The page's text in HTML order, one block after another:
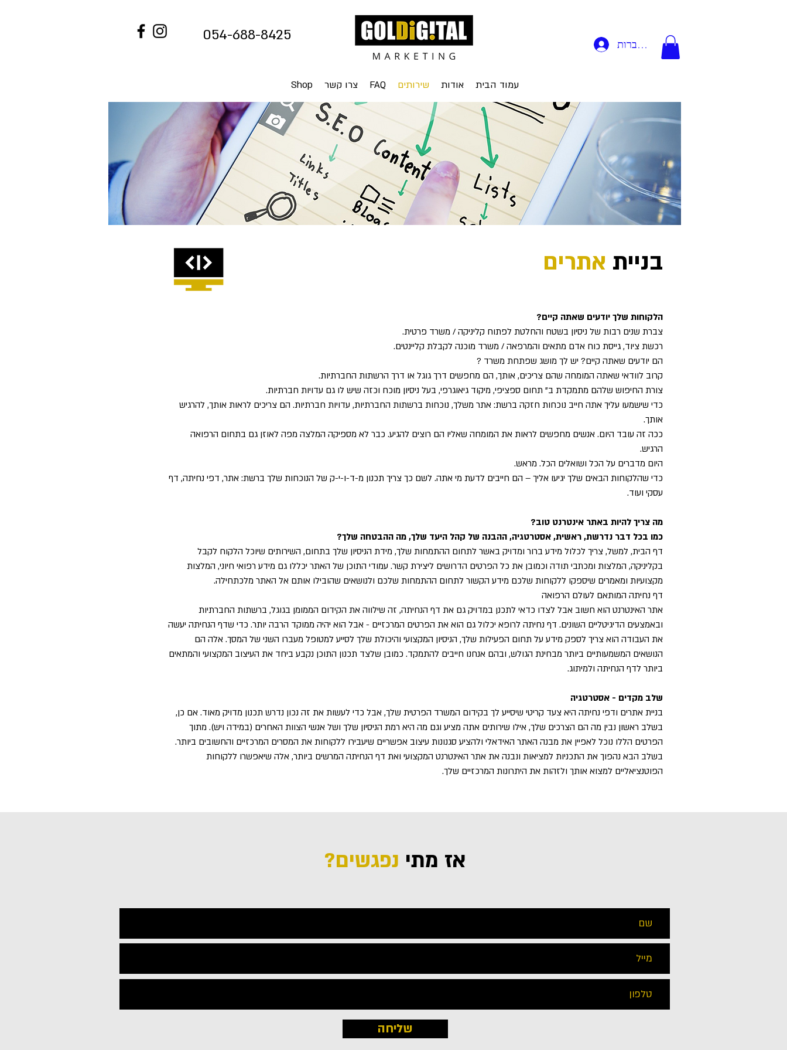
054-688-8425
עמוד הבית אודות שירותים FAQ צרו קשר Shop
להתחברות
בניית אתרים
הלקוחות שלך יודעים שאתה קיים?
צברת שנים רבות של ניסיון בשטח והחלטת לפתוח קליניקה / משרד פרטית.
רכשת ציוד, גייסת כוח אדם מתאים והמרפאה / משרד מוכנה לקבלת קליינטים.
הם יודעים שאתה קיים? יש לך מושג שפתחת משרד ?
קרוב לוודאי שאתה המומחה שהם צריכים, אותך, הם מחפשים דרך גוגל או דרך הרשתות החברתיות.
צורת החיפוש שלהם מתמקדת ב" תחום ספציפי, מיקוד גיאוגרפי, בעל ניסיון מוכח וכזה שיש לו גם עדויות חברתיות.
כדי שישמעו עליך אתה חייב נוכחות חזקה ברשת: אתר משלך, נוכחות ברשתות החברתיות, עדויות חברתיות. הם צריכים לראות אותך, להרגיש
אותך.
ככה זה עובד היום. אנשים מחפשים לראות את המומחה שאליו הם רוצים להגיע. כבר לא מספיקה המלצה מפה לאוזן גם בתחום הרפואה
הרגיש.
היום מדברים על הכל ושואלים הכל. מראש.
כדי שהלקוחות הבאים שלך יגיעו אליך – הם חייבים לדעת מי אתה. לשם כך צריך תכנון מ-ד-ו-י-ק של הנוכחות שלך ברשת: אתר, דפי נחיתה, דף
עסקי ועוד.
מה צריך להיות באתר אינטרנט טוב?
כמו בכל דבר נדרשת, ראשית, אסטרטגיה, ההבנה של קהל היעד שלך, מה ההבטחה שלך?
דף הבית, למשל, צריך לכלול מידע ברור ומדויק באשר לתחום ההתמחות שלך, מידת הניסיון שלך בתחום, השירותים שיוכל הלקוח לקבל
בקליניקה, המלצות ומכתבי תודה וכמובן את כל הפרטים הדרושים ליצירת קשר. עמודי התוכן של האתר יכללו גם מידע רפואי חיוני, המלצות
מקצועיות ומאמרים שיספקו ללקוחות שלכם מידע הקשור לתחום ההתמחות שלכם ולנושאים שהובילו אותם אל האתר מלכתחילה.
דף נחיתה המותאם לעולם הרפואה
אתר האינטרנט הוא חשוב אבל לצדו כדאי לתכנן במדויק גם את דף הנחיתה, זה שילווה את הקידום הממומן בגוגל, ברשתות החברתיות
ובאמצעים הדיגיטליים השונים. דף נחיתה לרופא יכלול גם הוא את הפרטים המרכזיים - אבל הוא יהיה ממוקד הרבה יותר. כדי שדף הנחיתה יעשה
את העבודה הוא צריך לספק מידע על תחום הפעילות שלך, הניסיון המקצועי והיכולת שלך לסייע למטופל מעברו השני של המסך. אלה הם
הנושאים המשמעותיים ביותר מבחינת הגולש, ובהם אנחנו חייבים להתמקד. כמובן שלצד תכנון התוכן נקבע ביחד את העיצוב המקצועי והמתאים
ביותר לדף הנחיתה ולמיתוג.
שלב מקדים - אסטרטגיה
בניית אתרים ודפי נחיתה היא צעד קריטי שיסייע לך בקידום המשרד הפרטית שלך, אבל כדי לעשות את זה נכון נדרש תכנון מדויק מאוד. אם כן,
בשלב ראשון נבין מה הם הצרכים שלך, אילו שירותים אתה מציע וגם מה היא רמת הניסיון שלך ושל אנשי הצוות האחרים (במידה ויש). מתוך
הפרטים הללו נוכל לאפיין את מבנה האתר האידאלי ולהציע סגנונות עיצוב אפשריים שיעבירו ללקוחות את המסרים המרכזיים והחשובים ביותר.
בשלב הבא נהפוך את התכניות למציאות ונבנה את אתר האינטרנט המקצועי ואת דף הנחיתה המרשים ביותר, אלה שיאפשרו ללקוחות
הפוטנציאליים למצוא אותך ולזהות את היתרונות המרכזיים שלך.
אז מתי נפגשים?
שליחה